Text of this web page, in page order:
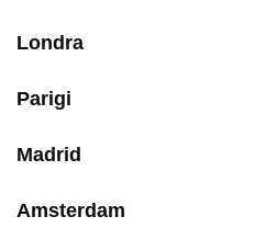
Londra
Parigi
Madrid
Amsterdam